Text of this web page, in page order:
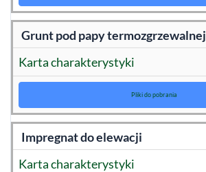
Grunt pod papy termozgrzewalnej
Karta charakterystyki
Pliki do pobrania
Impregnat do elewacji
Karta charakterystyki